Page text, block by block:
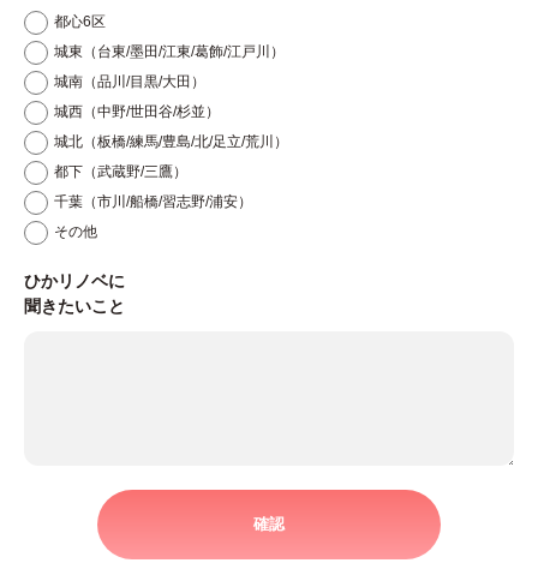
9.お問い合わせを頂いたお客様が個人情報を与える
ことの任意性及び当該情報を与えなかった場合に生
じる結果について
お問い合わせを頂いたお客様ご自身の個人情報を弊
社に提供されるか否かは、ご本人のご判断によりま
すが、必要な情報をご提供されない場合には、お問
い合わせ内容の対応において不利益を蒙る可能性が
都心6区
城東（台東/墨田/江東/葛飾/江戸川）
城南（品川/目黒/大田）
城西（中野/世田谷/杉並）
城北（板橋/練馬/豊島/北/足立/荒川）
都下（武蔵野/三鷹）
千葉（市川/船橋/習志野/浦安）
その他
ひかリノベに
聞きたいこと